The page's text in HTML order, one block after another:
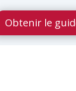
Obtenir le